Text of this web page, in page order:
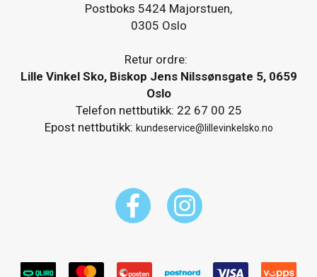
Postboks 5424 Majorstuen,
0305 Oslo
Retur ordre:
Lille Vinkel Sko, Biskop Jens Nilssønsgate 5, 0659
Oslo
Telefon nettbutikk: 22 67 00 25
Epost nettbutikk: kundeservice@lillevinkelsko.no